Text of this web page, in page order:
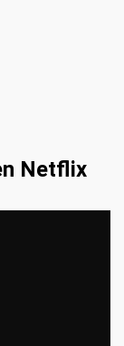
Netflix